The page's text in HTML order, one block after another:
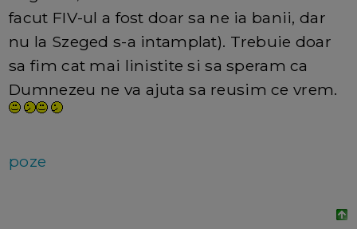
facut FIV-ul a fost doar sa ne ia banii, dar
nu la Szeged s-a intamplat). Trebuie doar
sa fim cat mai linistite si sa speram ca
Dumnezeu ne va ajuta sa reusim ce vrem.
poze